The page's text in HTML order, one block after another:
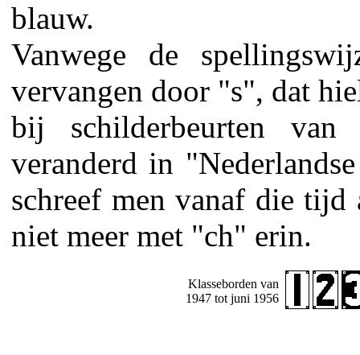
blauw.
Vanwege de
vervangen door "s", dat
bij schilderbeurten van
veranderd in
schreef men vanaf die tijd
niet meer met "ch" erin.
Klasseborden van
1947 tot juni 1956